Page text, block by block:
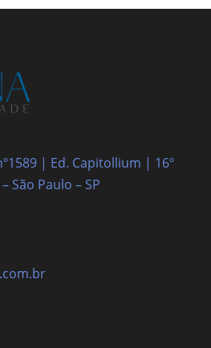
| Ed. Capitollium | 16º
– São Paulo – SP